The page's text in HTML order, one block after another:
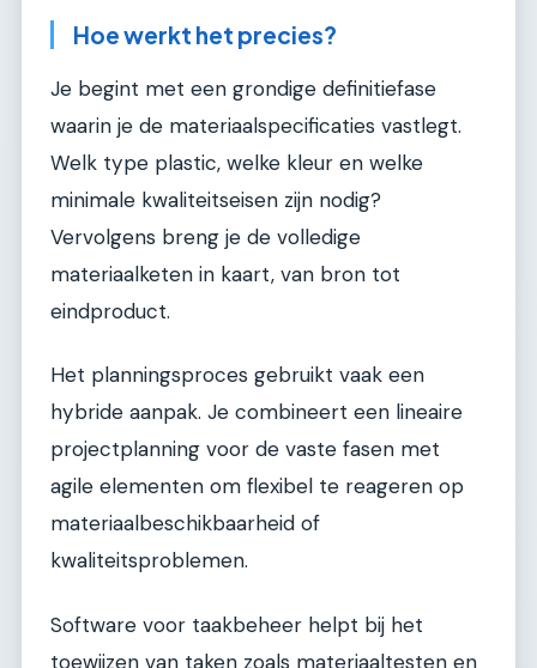
Hoe werkt het precies?
Je begint met een grondige definitiefase
waarin je de materiaalspecificaties vastlegt.
Welk type plastic, welke kleur en welke
minimale kwaliteitseisen zijn nodig?
Vervolgens breng je de volledige
materiaalketen in kaart, van bron tot
eindproduct.
Het planningsproces gebruikt vaak een
hybride aanpak. Je combineert een lineaire
projectplanning voor de vaste fasen met
agile elementen om flexibel te reageren op
materiaalbeschikbaarheid of
kwaliteitsproblemen.
Software voor taakbeheer helpt bij het
toewijzen van taken zoals materiaaltesten en